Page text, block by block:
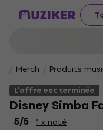
Merch Produits
L'offre est terminée
Disney Simba
5/5
1 x noté